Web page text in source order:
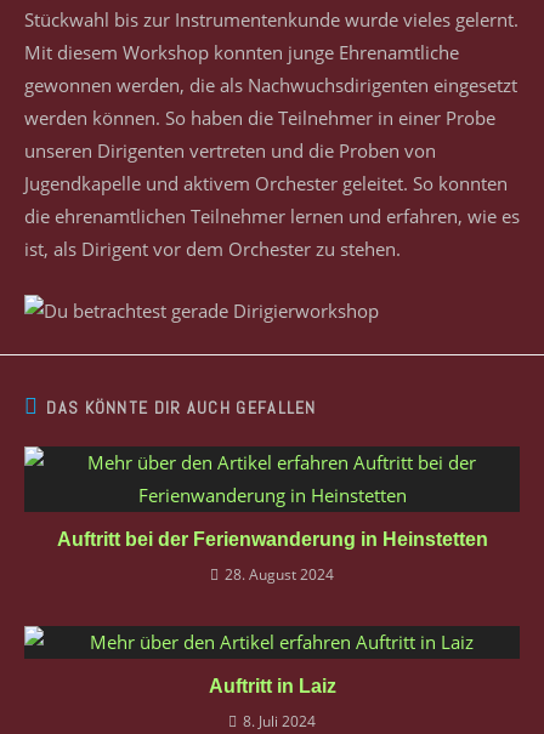
Stückwahl bis zur Instrumentenkunde wurde vieles gelernt.
Mit diesem Workshop konnten junge Ehrenamtliche
gewonnen werden, die als Nachwuchsdirigenten eingesetzt
werden können. So haben die Teilnehmer in einer Probe
unseren Dirigenten vertreten und die Proben von
Jugendkapelle und aktivem Orchester geleitet. So konnten
die ehrenamtlichen Teilnehmer lernen und erfahren, wie es
ist, als Dirigent vor dem Orchester zu stehen.
DAS KÖNNTE DIR AUCH GEFALLEN
Auftritt bei der Ferienwanderung in Heinstetten
28. August 2024
Auftritt in Laiz
8. Juli 2024